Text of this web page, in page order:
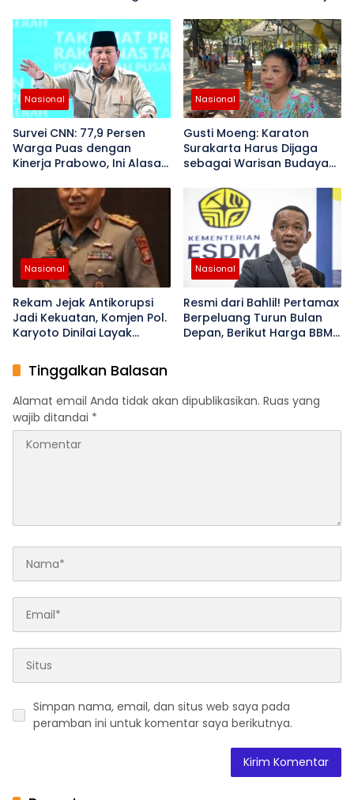
Nasional
Survei CNN: 77,9 Persen
Warga Puas dengan
Kinerja Prabowo, Ini Alasan
Nasional
Gusti Moeng: Karaton
Surakarta Harus Dijaga
sebagai Warisan Budaya
Nasional
Rekam Jejak Antikorupsi
Jadi Kekuatan, Komjen Pol.
Karyoto Dinilai Layak
Nasional
Resmi dari Bahlil! Pertamax
Berpeluang Turun Bulan
Depan, Berikut Harga BBM
Tinggalkan Balasan
Alamat email Anda tidak akan dipublikasikan. Ruas yang
wajib ditandai *
Simpan nama, email, dan situs web saya pada
peramban ini untuk komentar saya berikutnya.